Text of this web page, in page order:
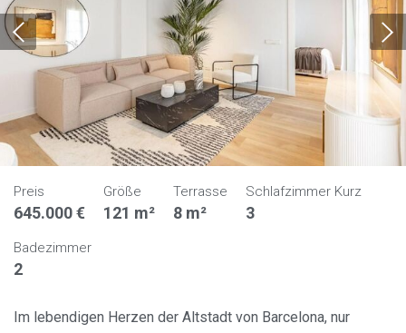
Preis
645.000 €
Größe
121 m²
Terrasse
8 m²
Schlafzimmer Kurz
3
Badezimmer
2
Im lebendigen Herzen der Altstadt von Barcelona, nur